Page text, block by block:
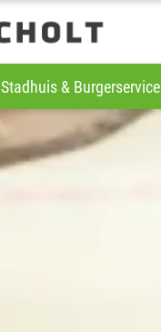
Stadhuis & Burgerservice